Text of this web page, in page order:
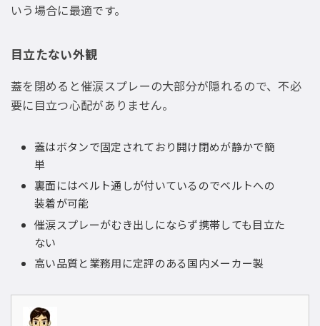
いう場合に最適です。
目立たない外観
蓋を閉めると催涙スプレーの大部分が隠れるので、不必
要に目立つ心配がありません。
蓋はボタンで固定されており開け閉めが静かで簡
単
裏面にはベルト通しが付いているのでベルトへの
装着が可能
催涙スプレーがむき出しにならず携帯しても目立た
ない
高い品質と業務用に定評のある国内メーカー製